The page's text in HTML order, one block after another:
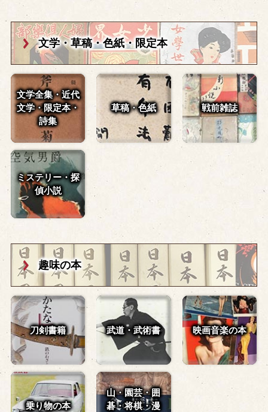
文学・草稿・色紙・限定本
文学全集・近代
文学・ 限定本・
詩集
草稿・色紙 戦前雑誌
ミステリー・探
偵小説
趣味の本
刀剣書籍 武道・武術書 映画音楽の本
乗り物の本
山・園芸・囲
碁・将棋・漫